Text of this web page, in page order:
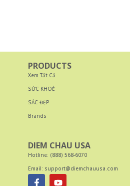
PRODUCTS
Xem Tất Cả
SỨC KHOẺ
SẮC ĐẸP
Brands
DIEM CHAU USA
Hotline: (888) 568-6070
Email: support@diemchauusa.com